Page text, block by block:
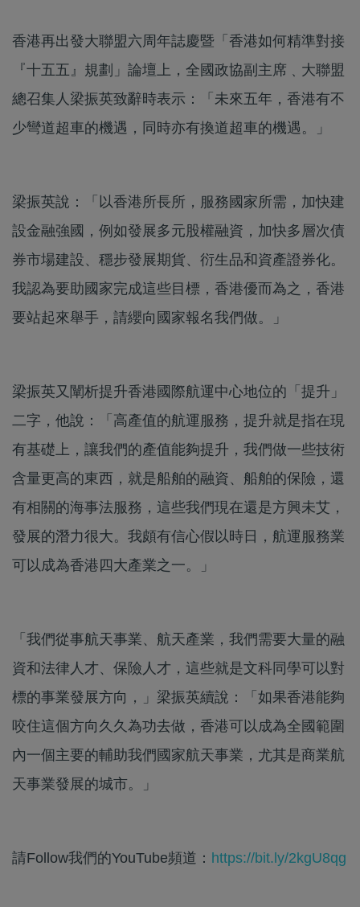
香港再出發大聯盟六周年誌慶暨「香港如何精準對接
『十五五』規劃」論壇上，全國政協副主席﹑大聯盟
總召集人梁振英致辭時表示：「未來五年，香港有不
少彎道超車的機遇，同時亦有換道超車的機遇。」
梁振英說：「以香港所長所，服務國家所需，加快建
設金融強國，例如發展多元股權融資，加快多層次債
券市場建設、穩步發展期貨、衍生品和資產證券化。
我認為要助國家完成這些目標，香港優而為之，香港
要站起來舉手，請纓向國家報名我們做。」
梁振英又闡析提升香港國際航運中心地位的「提升」
二字，他說：「高產值的航運服務，提升就是指在現
有基礎上，讓我們的產值能夠提升，我們做一些技術
含量更高的東西，就是船舶的融資、船舶的保險，還
有相關的海事法服務，這些我們現在還是方興未艾，
發展的潛力很大。我頗有信心假以時日，航運服務業
可以成為香港四大產業之一。」
「我們從事航天事業、航天產業，我們需要大量的融
資和法律人才、保險人才，這些就是文科同學可以對
標的事業發展方向，」梁振英續說：「如果香港能夠
咬住這個方向久久為功去做，香港可以成為全國範圍
內一個主要的輔助我們國家航天事業，尤其是商業航
天事業發展的城市。」
請Follow我們的YouTube頻道： https://bit.ly/2kgU8qg